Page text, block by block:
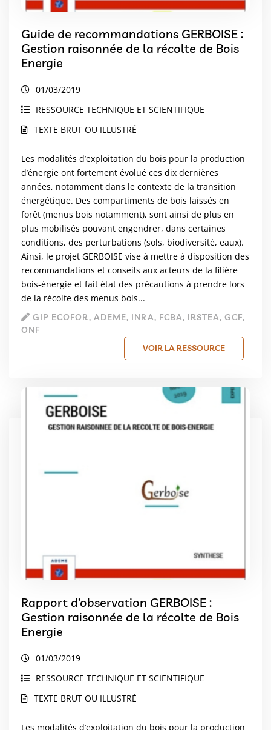
Guide de recommandations GERBOISE :
Gestion raisonnée de la récolte de Bois
Energie
01/03/2019
RESSOURCE TECHNIQUE ET SCIENTIFIQUE
TEXTE BRUT OU ILLUSTRÉ
Les modalités d’exploitation du bois pour la production
d’énergie ont fortement évolué ces dix dernières
années, notamment dans le contexte de la transition
énergétique. Des compartiments de bois laissés en
forêt (menus bois notamment), sont ainsi de plus en
plus mobilisés pouvant engendrer, dans certaines
conditions, des perturbations (sols, biodiversité, eaux).
Ainsi, le projet GERBOISE vise à mettre à disposition des
recommandations et conseils aux acteurs de la filière
bois-énergie et fait état des précautions à prendre lors
de la récolte des menus bois...
GIP ECOFOR, ADEME, INRA, FCBA, IRSTEA, GCF,
ONF
VOIR LA RESSOURCE
Rapport d’observation GERBOISE :
Gestion raisonnée de la récolte de Bois
Energie
01/03/2019
RESSOURCE TECHNIQUE ET SCIENTIFIQUE
TEXTE BRUT OU ILLUSTRÉ
Les modalités d’exploitation du bois pour la production